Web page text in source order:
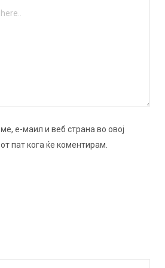
е-маил и веб страна во овој
пат кога ќе коментирам.